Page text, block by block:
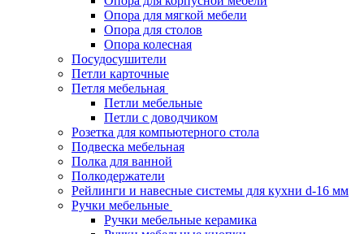
Опора для мягкой мебели
Опора для столов
Опора колесная
Посудосушители
Петли карточные
Петля мебельная
Петли мебельные
Петли с доводчиком
Розетка для компьютерного стола
Подвеска мебельная
Полка для ванной
Полкодержатели
Рейлинги и навесные системы для кухни d-16 мм
Ручки мебельные
Ручки мебельные керамика